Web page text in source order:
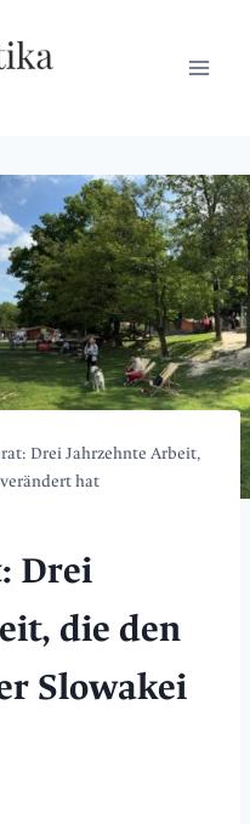
Drei Jahrzehnte Arbeit,
hat
Drei
die den
Slowakei